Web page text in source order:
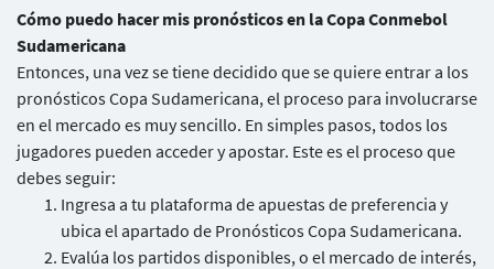
Cómo puedo hacer mis pronósticos en la Copa Conmebol
Sudamericana
Entonces, una vez se tiene decidido que se quiere entrar a los
pronósticos Copa Sudamericana, el proceso para involucrarse
en el mercado es muy sencillo. En simples pasos, todos los
jugadores pueden acceder y apostar. Este es el proceso que
debes seguir:
Ingresa a tu plataforma de apuestas de preferencia y
ubica el apartado de Pronósticos Copa Sudamericana.
Evalúa los partidos disponibles, o el mercado de interés,